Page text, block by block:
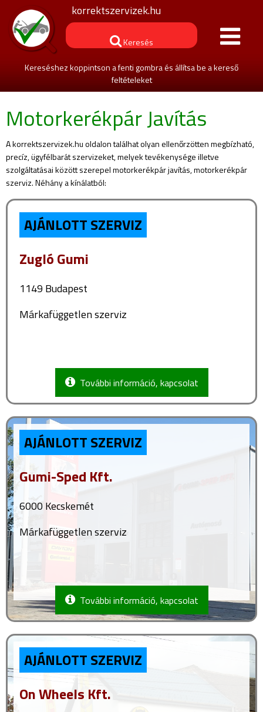
korrektszervizek.hu
Keresés
Kereséshez koppintson a fenti gombra és állítsa be a kereső
feltételeket
Motorkerékpár Javítás
A korrektszervizek.hu oldalon találhat olyan ellenőrzötten megbízható,
precíz, ügyfélbarát szervizeket, melyek tevékenysége illetve
szolgáltatásai között szerepel motorkerékpár javítás, motorkerékpár
szerviz. Néhány a kínálatból:
AJÁNLOTT SZERVIZ
Zugló Gumi
1149 Budapest
Márkafüggetlen szerviz
További információ, kapcsolat
AJÁNLOTT SZERVIZ
Gumi-Sped Kft.
6000 Kecskemét
Márkafüggetlen szerviz
További információ, kapcsolat
AJÁNLOTT SZERVIZ
On Wheels Kft.